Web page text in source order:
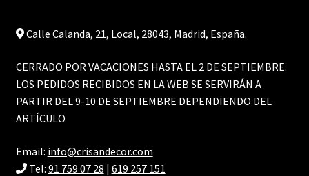
Calle Calanda, 21, Local, 28043, Madrid, España.
CERRADO POR VACACIONES HASTA EL 2 DE SEPTIEMBRE.
LOS PEDIDOS RECIBIDOS EN LA WEB SE SERVIRÁN A
PARTIR DEL 9-10 DE SEPTIEMBRE DEPENDIENDO DEL
ARTÍCULO
Email: info@crisandecor.com
Tel: 91 759 07 28 | 619 257 151